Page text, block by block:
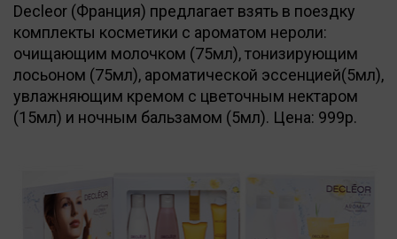
Decleor (Франция) предлагает взять в поездку
комплекты косметики с ароматом нероли:
очищающим молочком (75мл), тонизирующим
лосьоном (75мл), ароматической эссенцией(5мл),
увлажняющим кремом с цветочным нектаром
(15мл) и ночным бальзамом (5мл). Цена: 999р.